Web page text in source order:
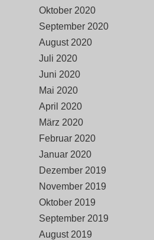
Oktober 2020
September 2020
August 2020
Juli 2020
Juni 2020
Mai 2020
April 2020
März 2020
Februar 2020
Januar 2020
Dezember 2019
November 2019
Oktober 2019
September 2019
August 2019